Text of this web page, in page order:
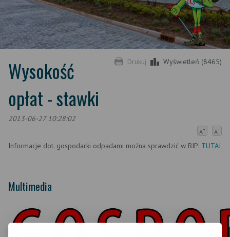
Drukuj Wyświetleń (8465)
Wysokość
opłat - stawki
2013-06-27 10:28:02
A+ A-
Informacje dot. gospodarki odpadami można sprawdzić w BIP: TUTAJ
Multimedia